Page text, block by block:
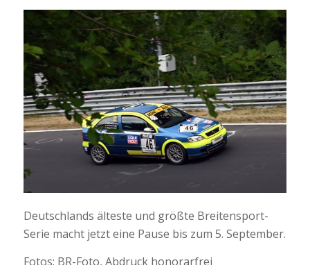
Deutschlands älteste und größte Breitensport-
Serie macht jetzt eine Pause bis zum 5. September.
Fotos: BR-Foto, Abdruck honorarfrei